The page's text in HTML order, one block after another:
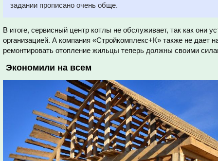
задании прописано очень обще.
В итоге, сервисный центр котлы не обслуживает, так как они
организацией. А компания «Стройкомплекс+К» также не дает
ремонтировать отопление жильцы теперь должны своими
Экономили на всем